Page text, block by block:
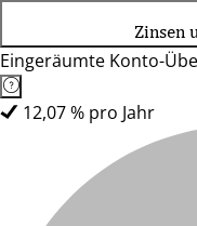
Zinsen
Eingeräumte Konto-
12,07 % pro Jahr